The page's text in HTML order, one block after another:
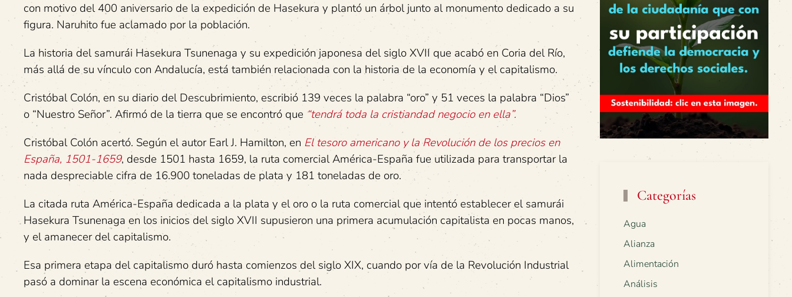
con motivo del 400 aniversario de la expedición de Hasekura y plantó un árbol junto al monumento dedicado a su
figura. Naruhito fue aclamado por la población.
La historia del samurái Hasekura Tsunenaga y su expedición japonesa del siglo XVII que acabó en Coria del Río,
más allá de su vínculo con Andalucía, está también relacionada con la historia de la economía y el capitalismo.
Cristóbal Colón, en su diario del Descubrimiento, escribió 139 veces la palabra “oro” y 51 veces la palabra “Dios”
o “Nuestro Señor”. Afirmó de la tierra que se encontró que “tendrá toda la cristiandad negocio en ella”.
Cristóbal Colón acertó. Según el autor Earl J. Hamilton, en El tesoro americano y la Revolución de los precios en
España, 1501-1659, desde 1501 hasta 1659, la ruta comercial América-España fue utilizada para transportar la
nada despreciable cifra de 16.900 toneladas de plata y 181 toneladas de oro.
La citada ruta América-España dedicada a la plata y el oro o la ruta comercial que intentó establecer el samurái
Hasekura Tsunenaga en los inicios del siglo XVII supusieron una primera acumulación capitalista en pocas manos,
y el amanecer del capitalismo.
Esa primera etapa del capitalismo duró hasta comienzos del siglo XIX, cuando por vía de la Revolución Industrial
pasó a dominar la escena económica el capitalismo industrial.
Categorías
Agua
Alianza
Alimentación
Análisis